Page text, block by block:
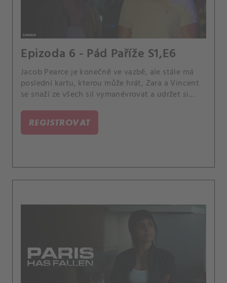
Epizoda 6 - Pád Paříže S1,E6
Jacob Pearce je konečně ve vazbě, ale stále má
poslední kartu, kterou může hrát, Zara a Vincent
se snaží ze všech sil vymanévrovat a udržet si
dál horší, což ji nutí přehodnotit své možnosti.
REGISTROVAT